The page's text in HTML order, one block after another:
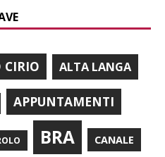
CIRIO ALTA LANGA
APPUNTAMENTI
BRA CANALE